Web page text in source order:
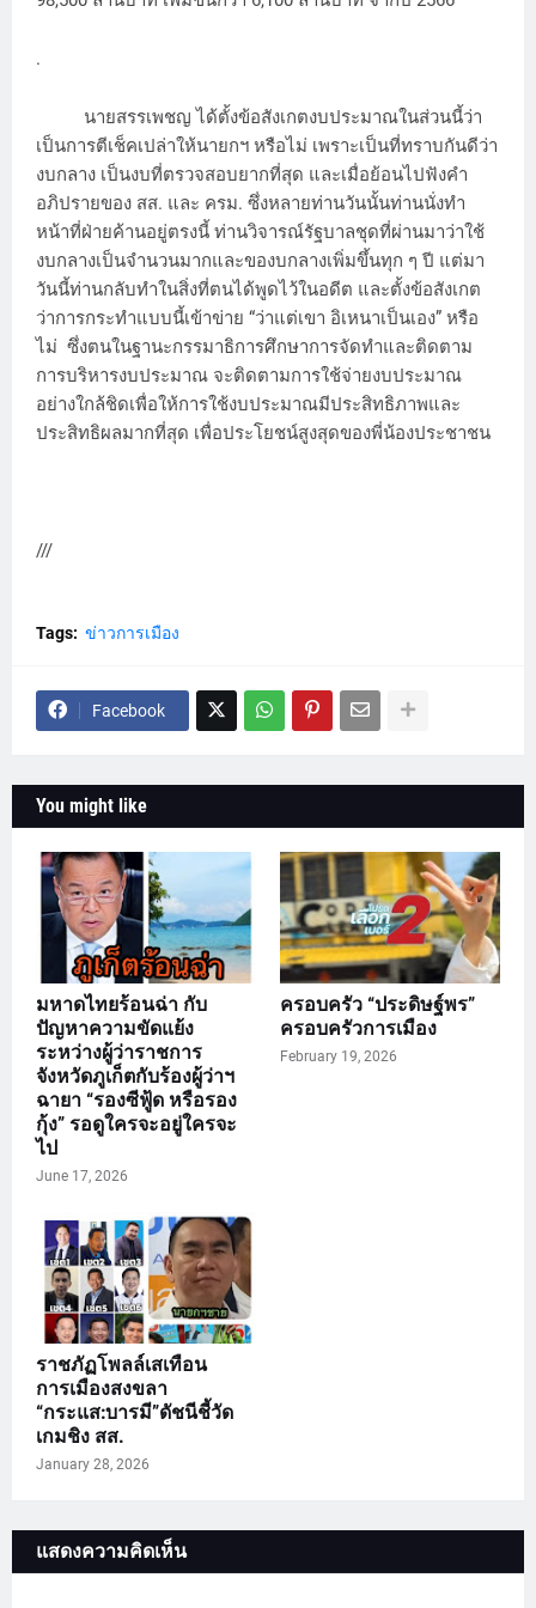
.
นายสรรเพชญ ได้ตั้งข้อสังเกตงบประมาณในส่วนนี้ว่า
เป็นการตีเช็คเปล่าให้นายกฯ หรือไม่ เพราะเป็นที่ทราบกันดีว่า
งบกลาง เป็นงบที่ตรวจสอบยากที่สุด และเมื่อย้อนไปฟังคำ
อภิปรายของ สส. และ ครม. ซึ่งหลายท่านวันนั้นท่านนั่งทำ
หน้าที่ฝ่ายค้านอยู่ตรงนี้ ท่านวิจารณ์รัฐบาลชุดที่ผ่านมาว่าใช้
งบกลางเป็นจำนวนมากและของบกลางเพิ่มขึ้นทุก ๆ ปี แต่มา
วันนี้ท่านกลับทำในสิ่งที่ตนได้พูดไว้ในอดีต และตั้งข้อสังเกต
ว่าการกระทำแบบนี้เข้าข่าย “ว่าแต่เขา อิเหนาเป็นเอง” หรือ
ไม่ ซึ่งตนในฐานะกรรมาธิการศึกษาการจัดทำและติดตาม
การบริหารงบประมาณ จะติดตามการใช้จ่ายงบประมาณ
อย่างใกล้ชิดเพื่อให้การใช้งบประมาณมีประสิทธิภาพและ
ประสิทธิผลมากที่สุด เพื่อประโยชน์สูงสุดของพี่น้องประชาชน
///
Tags: ข่าวการเมือง
Facebook
You might like
มหาดไทยร้อนฉ่า กับ
ปัญหาความขัดแย้ง
ระหว่างผู้ว่าราชการ
จังหวัดภูเก็ตกับร้องผู้ว่าฯ
ฉายา “รองซีฟู้ด หรือรอง
กุ้ง” รอดูใครจะอยู่ใครจะ
ไป
June 17, 2026
ครอบครัว “ประดิษฐ์พร”
ครอบครัวการเมือง
February 19, 2026
ราชภัฏโพลล์เสเทือน
การเมืองสงขลา
“กระแส:บารมี”ดัชนีชี้วัด
เกมชิง สส.
January 28, 2026
แสดงความคิดเห็น